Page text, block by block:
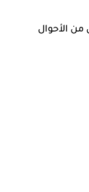
من الأحوال